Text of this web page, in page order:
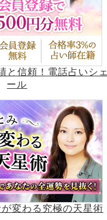
と信頼！電話占いシ
ール
変わる究極の天星術